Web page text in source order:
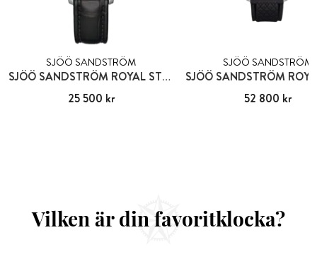
SJÖÖ SANDSTRÖM
SJÖÖ SANDSTRÖM ROYAL STEEL CLASSIC
Pris:25 500 kr
25 500 kr
SJÖÖ SANDSTRÖM
Pris: 52 800 kr
52 800 kr
Vilken är din favoritklocka?